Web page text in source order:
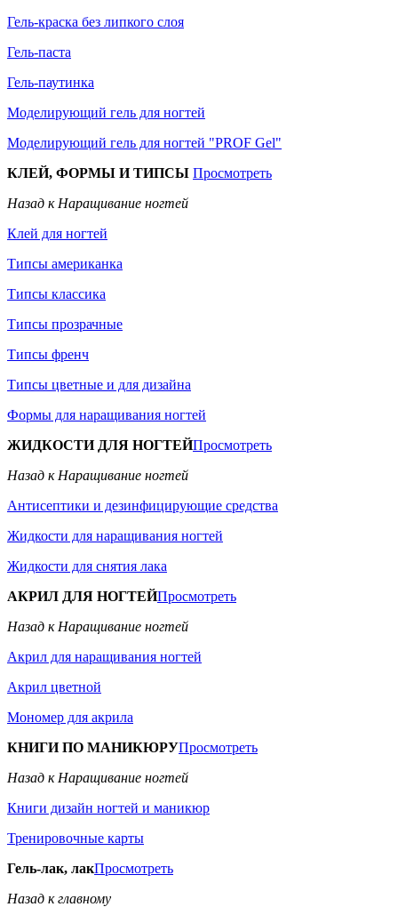
Гель-краска без липкого слоя
Гель-паста
Гель-паутинка
Моделирующий гель для ногтей
Моделирующий гель для ногтей "PROF Gel"
КЛЕЙ, ФОРМЫ И ТИПСЫ Просмотреть
Назад к Наращивание ногтей
Клей для ногтей
Типсы американка
Типсы классика
Типсы прозрачные
Типсы френч
Типсы цветные и для дизайна
Формы для наращивания ногтей
ЖИДКОСТИ ДЛЯ НОГТЕЙПросмотреть
Назад к Наращивание ногтей
Антисептики и дезинфицирующие средства
Жидкости для наращивания ногтей
Жидкости для снятия лака
АКРИЛ ДЛЯ НОГТЕЙПросмотреть
Назад к Наращивание ногтей
Акрил для наращивания ногтей
Акрил цветной
Мономер для акрила
КНИГИ ПО МАНИКЮРУПросмотреть
Назад к Наращивание ногтей
Книги дизайн ногтей и маникюр
Тренировочные карты
Гель-лак, лакПросмотреть
Назад к главному